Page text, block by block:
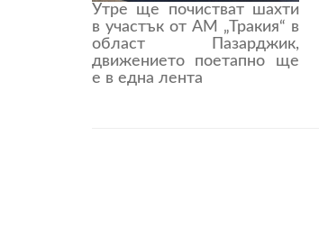
Утре ще почистват шахти
в участък от АМ „Тракия“ в
област Пазарджик,
движението поетапно ще
е в една лента